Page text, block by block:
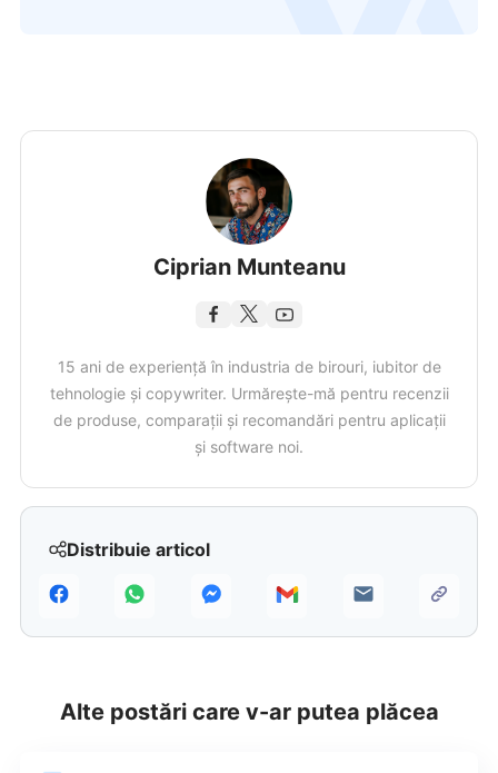
Distribuie articol
Ciprian Munteanu
15 ani de experiență în industria de birouri, iubitor de
tehnologie și copywriter. Urmărește-mă pentru recenzii
de produse, comparații și recomandări pentru aplicații
și software noi.
Alte postări care v-ar putea plăcea